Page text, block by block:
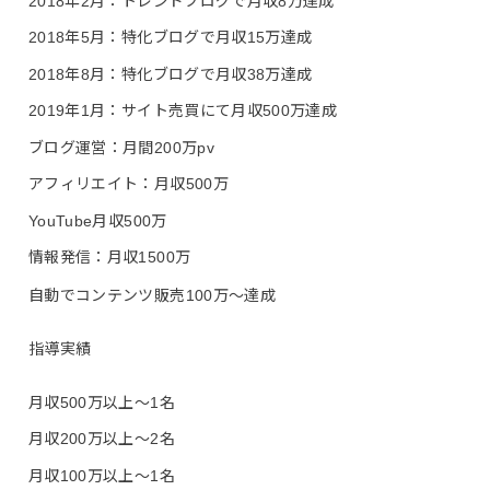
2018年5月：特化ブログで月収15万達成
2018年8月：特化ブログで月収38万達成
2019年1月：サイト売買にて月収500万達成
ブログ運営：月間200万pv
アフィリエイト：月収500万
YouTube月収500万
情報発信：月収1500万
自動でコンテンツ販売100万〜達成
指導実績
月収500万以上〜1名
月収200万以上〜2名
月収100万以上〜1名